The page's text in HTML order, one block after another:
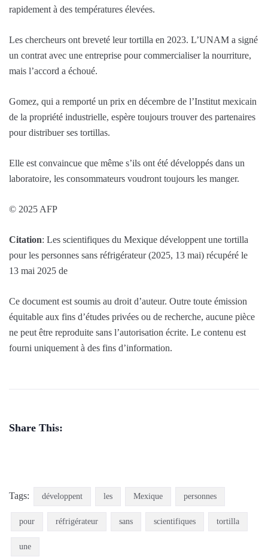
rapidement à des températures élevées.
Les chercheurs ont breveté leur tortilla en 2023. L’UNAM a signé
un contrat avec une entreprise pour commercialiser la nourriture,
mais l’accord a échoué.
Gomez, qui a remporté un prix en décembre de l’Institut mexicain
de la propriété industrielle, espère toujours trouver des partenaires
pour distribuer ses tortillas.
Elle est convaincue que même s’ils ont été développés dans un
laboratoire, les consommateurs voudront toujours les manger.
© 2025 AFP
Citation: Les scientifiques du Mexique développent une tortilla
pour les personnes sans réfrigérateur (2025, 13 mai) récupéré le
13 mai 2025 de
Ce document est soumis au droit d’auteur. Outre toute émission
équitable aux fins d’études privées ou de recherche, aucune pièce
ne peut être reproduite sans l’autorisation écrite. Le contenu est
fourni uniquement à des fins d’information.
Share This:
Tags: développent les Mexique personnes
pour réfrigérateur sans scientifiques tortilla
une